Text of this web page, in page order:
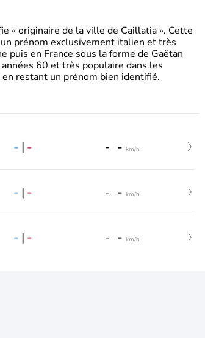
« originaire de la ville de Caillatia ». Cette
prénom exclusivement italien et très
puis en France sous la forme de Gaëtan
60 et très populaire dans les
restant un prénom bien identifié.
- | - - - km/h
- | - - - km/h
- | - - - km/h